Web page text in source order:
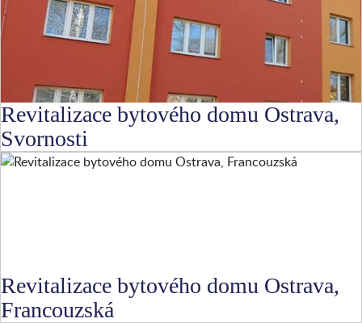
Revitalizace bytového domu Ostrava,
Svornosti
Revitalizace bytového domu Ostrava,
Francouzská